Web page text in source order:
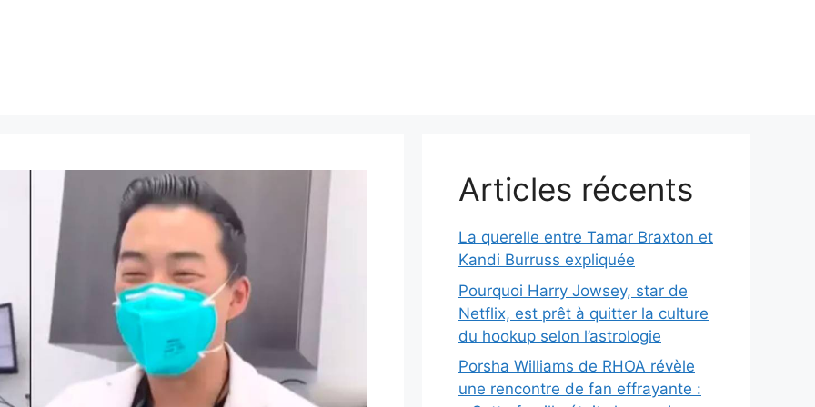
Articles récents
La querelle entre Tamar Braxton et
Kandi Burruss expliquée
Pourquoi Harry Jowsey, star de
Netflix, est prêt à quitter la culture
du hookup selon l’astrologie
Porsha Williams de RHOA révèle
une rencontre de fan effrayante :